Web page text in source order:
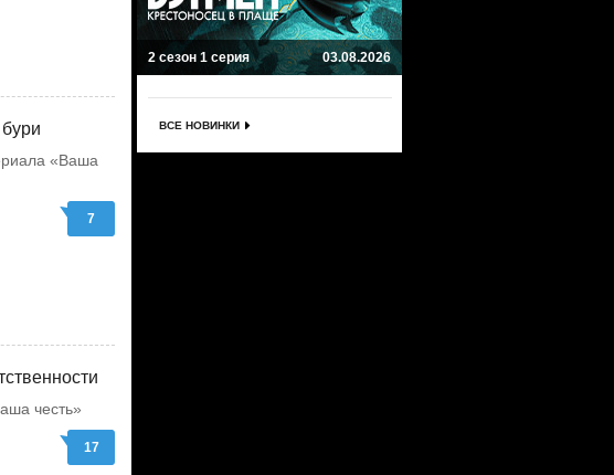
«Ваша
7
честь»
17
2 сезон 1 серия 03.08.2026
ВСЕ НОВИНКИ